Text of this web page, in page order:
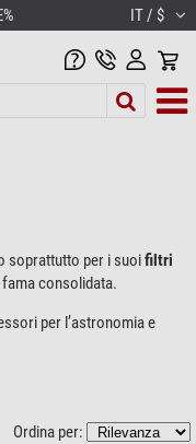
IT / $
soprattutto per i suoifiltri
fama consolidata.
per l’astronomia e
Ordina per: